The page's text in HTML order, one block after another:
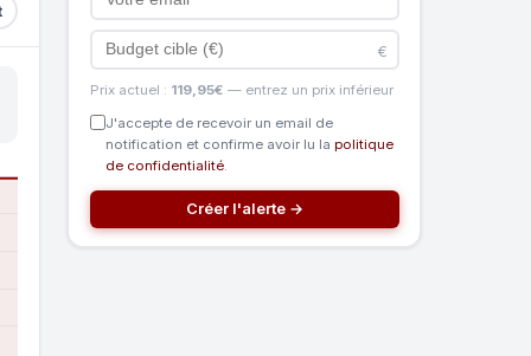
€
Prix actuel : 119,95€ — entrez un prix inférieur
J'accepte de recevoir un email de
notification et confirme avoir lu la politique
de confidentialité.
Créer l'alerte →